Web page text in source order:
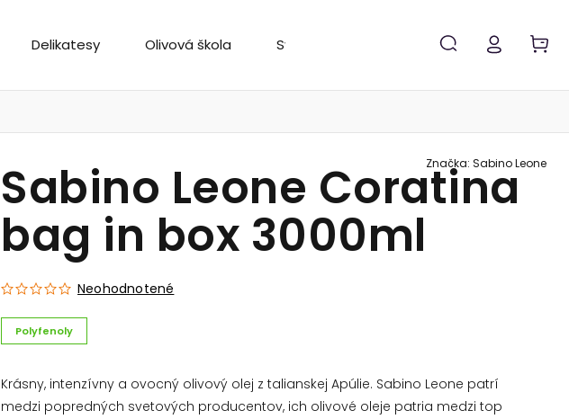
Delikatesy Olivová škola Svetový rebríček Značky
Sabino Leone Coratina
bag in box 3000ml
Polyfenoly
Neohodnotené
Krásny, intenzívny a ovocný olivový olej z talianskej Apúlie. Sabino Leone patrí
medzi popredných svetových producentov, ich olivové oleje patria medzi top
Značka: Sabino Leone